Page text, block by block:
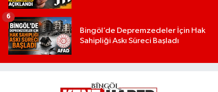
Bingöl’de Depremzedeler İçin Hak
Sahipliği Askı Süreci Başladı
6